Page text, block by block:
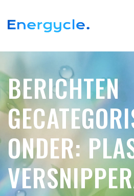
BERICHTEN
ONDER: